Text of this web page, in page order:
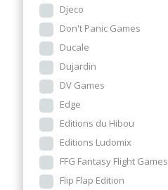
Djeco
Don't Panic Games
Ducale
Dujardin
DV Games
Edge
Editions du Hibou
Editions Ludomix
FFG Fantasy Flight Games
Flip Flap Edition